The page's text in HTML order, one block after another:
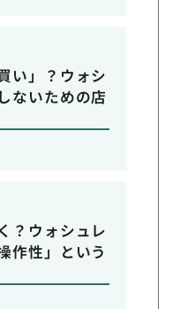
い」？ウォシ
ないための店
？ウォシュレ
作性」という